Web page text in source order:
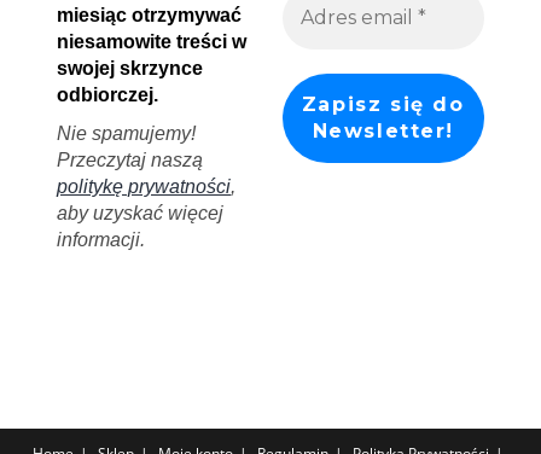
miesiąc otrzymywać
niesamowite treści w
swojej skrzynce
odbiorczej.
Nie spamujemy!
Przeczytaj naszą
politykę prywatności,
aby uzyskać więcej
informacji.